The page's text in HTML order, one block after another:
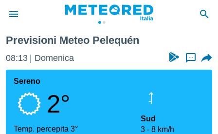
di
per
le
Previsioni Meteo Pelequén
08:13 Domenica ...
Sereno
2°
Temp. percepita 3°
Sud
3
8 km/h